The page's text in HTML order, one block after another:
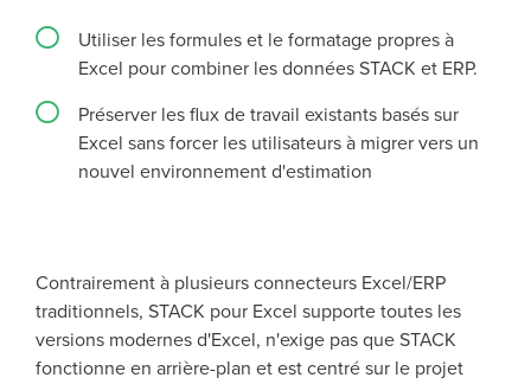
Utiliser les formules et le formatage propres à
Excel pour combiner les données STACK et ERP.
Préserver les flux de travail existants basés sur
Excel sans forcer les utilisateurs à migrer vers un
nouvel environnement d'estimation
Contrairement à plusieurs connecteurs Excel/ERP
traditionnels, STACK pour Excel supporte toutes les
versions modernes d'Excel, n'exige pas que STACK
fonctionne en arrière-plan et est centré sur le projet